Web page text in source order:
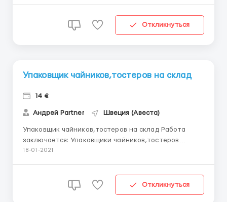
Откликнуться
Упаковщик чайников,тостеров на склад
14 €
Андрей Partner Швеция (Авеста)
Упаковщик чайников,тостеров на склад Работа
заключается: Упаковщики чайников,тостеров
Швеция,Авеста упаковка товара комплектация
18-01-2021
Откликнуться